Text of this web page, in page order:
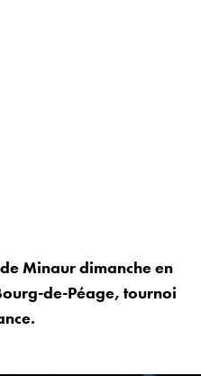
Minaur dimanche en
de-Péage, tournoi